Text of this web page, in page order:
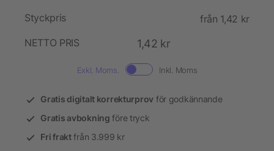
Styckpris
från 1,42 kr
NETTO PRIS
1,42 kr
Exkl. Moms. Inkl. Moms
Gratis digitalt korrekturprov för godkännande
Gratis avbokning före tryck
Fri fraktfrån 3.999 kr